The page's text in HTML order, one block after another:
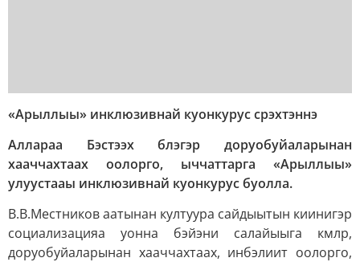
«Арыллыы» инклюзивнай куонкурус срэхтэннэ
Аллараа Бэстээх блэгэр доруобуйаларынан
хааччахтаах оолорго, ыччаттарга «Арыллыы»
улуустааы инклюзивнай куонкурус буолла.
В.В.Местников аатынан култуура сайдыытын киинигэр
социализацияа уонна бэйэни салайыыга кмлр,
доруобуйаларынан хааччахтаах, инбэлиит оолорго,